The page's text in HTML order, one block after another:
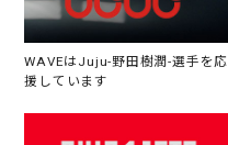
WAVEはJuju-野田樹潤-選手を応
援しています